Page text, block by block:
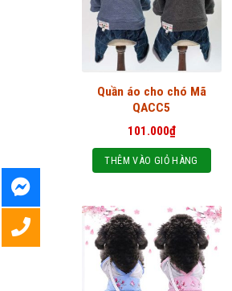
Quần áo cho chó Mã
QACC5
101.000₫
THÊM VÀO GIỎ HÀNG